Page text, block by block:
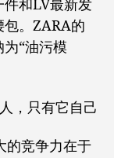
和LV最新发
。ZARA的
“油污模
，只有它自己
的竞争力在于